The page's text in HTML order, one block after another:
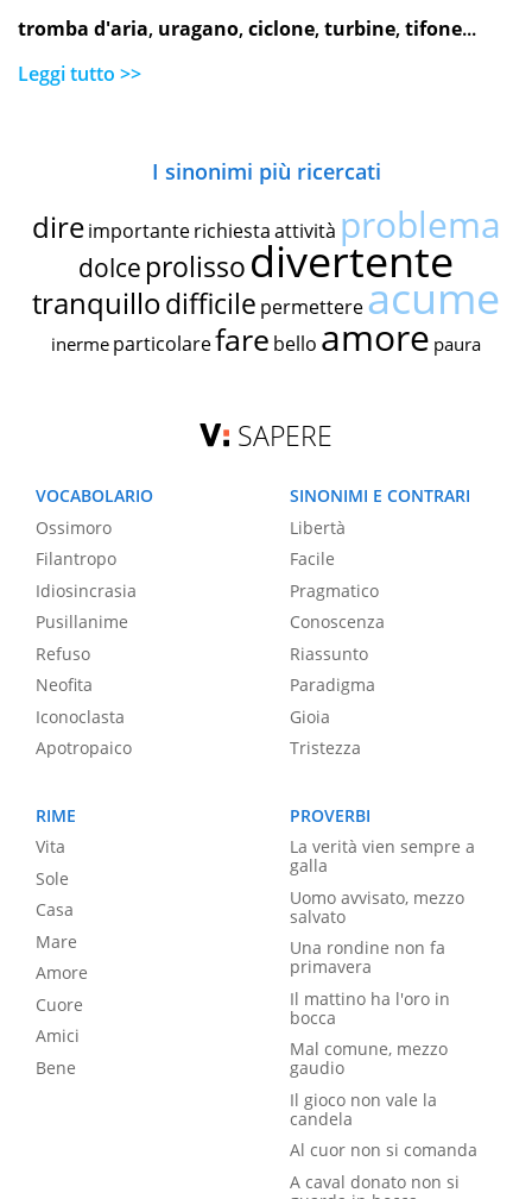
tromba d'aria, uragano,ciclone,turbine,tifone...
Leggi tutto >>
I sinonimi più ricercati
dire importante richiestaattività problema
dolce prolissodivertente
tranquillodifficile permettereacume
inerme particolarefare bello amore paura
SAPERE
VOCABOLARIO
Ossimoro
Filantropo
Idiosincrasia
Pusillanime
Refuso
Neofita
Iconoclasta
Apotropaico
SINONIMI E CONTRARI
Libertà
Facile
Pragmatico
Conoscenza
Riassunto
Paradigma
Gioia
Tristezza
RIME
Vita
Sole
Casa
Mare
Amore
Cuore
Amici
Bene
PROVERBI
La verità vien sempre a
galla
Uomo avvisato, mezzo
salvato
Una rondine non fa
primavera
Il mattino ha l'oro in
bocca
Mal comune, mezzo
gaudio
Il gioco non vale la
candela
Al cuor non si comanda
A caval donato non si